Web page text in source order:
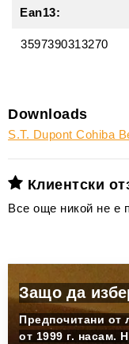
Ean13:
3597390313270
Downloads
S.T. Dupont Cohiba
Клиентски
Все още никой не е
Защо да
Предпочитани от
от 1999 г. насам.